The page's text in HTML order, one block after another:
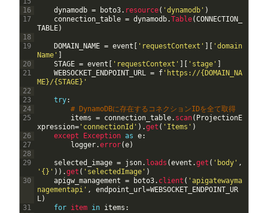
16
17
18
19
20
21
22
23
24
25
26
27
28
29
30
31
dynamodb = boto3. resource( 'dynamodb' )
connection_table = dynamodb.Table(CONNECTION_
TABLE)
DOMAIN_NAME = event 'requestContext'
'domain
Name'
STAGE = event 'requestContext' 'stage'
WEBSOCKET_ENDPOINT_URL = f 'https://{DOMAIN_NA
ME}/{STAGE}'
try:
# DynamoDBに存在するコネクションIDを全て取得
items = connection_table. scan( ProjectionE
xpression= 'connectionId' ) .get ( 'Items' )
except
Exception as e:
logger.error(e)
selected_image = json. loads (event .get ( 'body' ,
'{}' ) ) .get ( 'selectedImage' )
apigw_management = boto3. client ( 'apigatewayma
nagementapi' , endpoint_url=WEBSOCKET_ENDPOINT_UR
L)
for item in items :